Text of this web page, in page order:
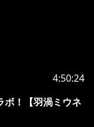
4:50:24
ボ！【羽渦ミウネ